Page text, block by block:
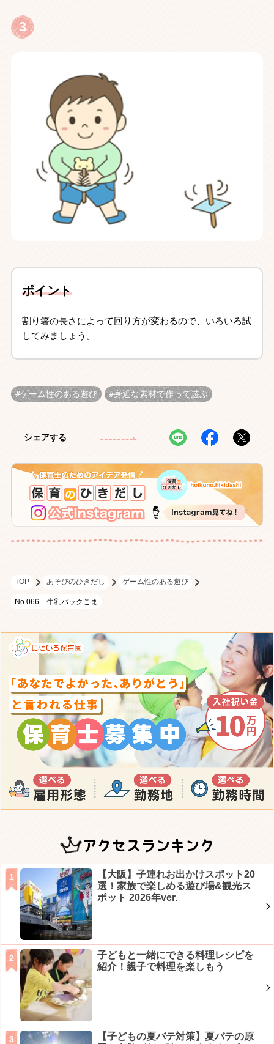
3
ポイント
割り箸の長さによって回り方が変わるので、いろいろ試
してみましょう。
ゲーム性のある遊び 身近な素材で作って遊ぶ
シェアする
TOP あそびのひきだし ゲーム性のある遊び
No.066 牛乳パックこま
アクセスランキング
【大阪】子連れお出かけスポット20
選！家族で楽しめる遊び場&観光ス
ポット 2026年ver.
子どもと一緒にできる料理レシピを
紹介！親子で料理を楽しもう
【子どもの夏バテ対策】夏バテの原